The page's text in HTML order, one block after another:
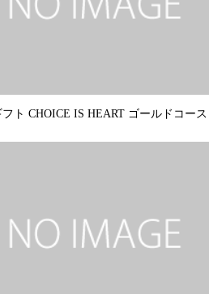
ト CHOICE IS HEART ゴールドコース